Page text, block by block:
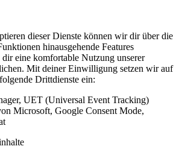
dieser Dienste können wir dir über die
hinausgehende Features
dir eine komfortable Nutzung unserer
Mit deiner Einwilligung setzen wir auf
Drittdienste ein:
UET (Universal Event Tracking)
Microsoft, Google Consent Mode,